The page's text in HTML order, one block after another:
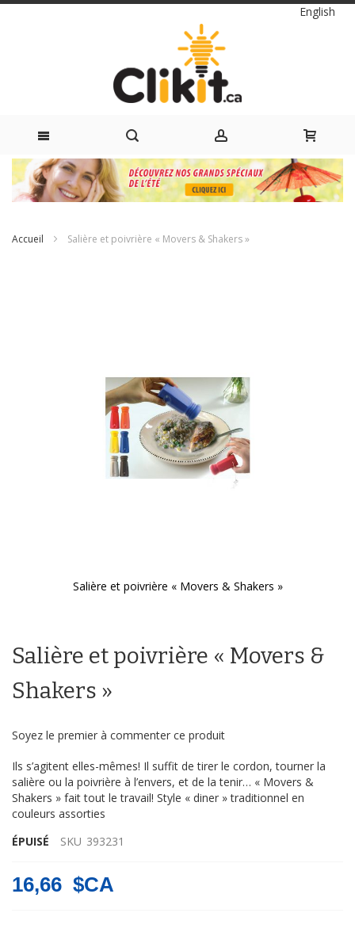
Langue
English
Skip
to
Accueil Salière et poivrière « Movers & Shakers »
Salière et poivrière « Movers & Shakers »
de
la
Galerie
d’images
Salière et poivrière « Movers &
Shakers »
Soyez le premier à commenter ce produit
Ils s’agitent elles-mêmes! Il suffit de tirer le cordon, tourner la
salière ou la poivrière à l’envers, et de la tenir… « Movers &
Shakers » fait tout le travail! Style « diner » traditionnel en
couleurs assorties
ÉPUISÉ
SKU 393231
16,66 $CA